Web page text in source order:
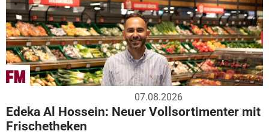
07.08.2026
Edeka Al Hossein: Neuer Vollsortimenter mit
Frischetheken